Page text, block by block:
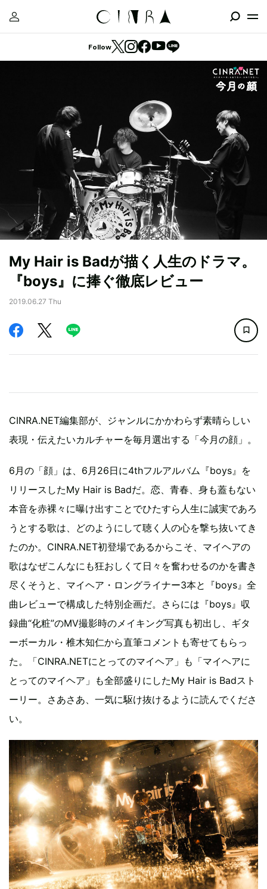
Follow
My Hair is Badが描く人生のドラマ。
『boys』に捧ぐ徹底レビュー
2019.06.27 Thu
CINRA.NET編集部が、ジャンルにかかわらず素晴らしい
表現・伝えたいカルチャーを毎月選出する「今月の顔」。
6月の「顔」は、6月26日に4thフルアルバム『boys』を
リリースしたMy Hair is Badだ。恋、青春、身も蓋もない
本音を赤裸々に曝け出すことでひたすら人生に誠実であろ
うとする歌は、どのようにして聴く人の心を撃ち抜いてき
たのか。CINRA.NET初登場であるからこそ、マイヘアの
歌はなぜこんなにも狂おしくて日々を奮わせるのかを書き
尽くそうと、マイヘア・ロングライナー3本と『boys』全
曲レビューで構成した特別企画だ。さらには『boys』収
録曲“化粧”のMV撮影時のメイキング写真も初出し、ギタ
ーボーカル・椎木知仁から直筆コメントも寄せてもらっ
た。「CINRA.NETにとってのマイヘア」も「マイヘアに
とってのマイヘア」も全部盛りにしたMy Hair is Badスト
ーリー。さあさあ、一気に駆け抜けるように読んでくださ
い。